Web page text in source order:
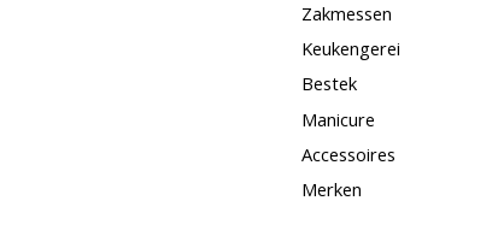
Zakmessen
Keukengerei
Bestek
Manicure
Accessoires
Merken